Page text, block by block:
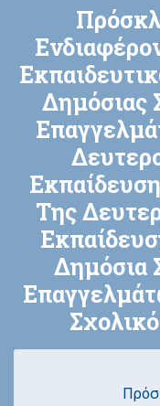
Δημόσιας
Της
Δημόσια